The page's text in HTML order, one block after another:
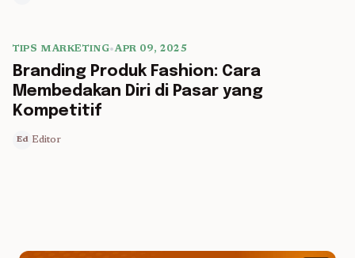
TIPS MARKETING•APR 09, 2025
Branding Produk Fashion: Cara
Membedakan Diri di Pasar yang
Kompetitif
Ed Editor